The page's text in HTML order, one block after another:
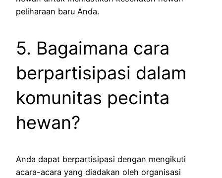
peliharaan baru Anda.
5. Bagaimana cara
berpartisipasi dalam
komunitas pecinta
hewan?
Anda dapat berpartisipasi dengan mengikuti
acara-acara yang diadakan oleh organisasi